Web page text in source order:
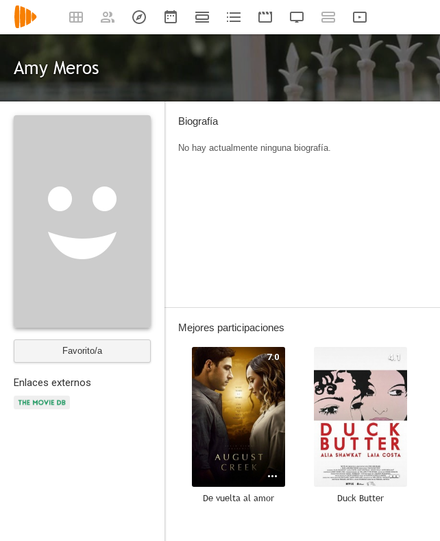
Amy Meros
Favorito/a
Enlaces externos
Biografía
No hay actualmente ninguna biografía.
Mejores participaciones
7.0
De vuelta al amor
4.1
Duck Butter